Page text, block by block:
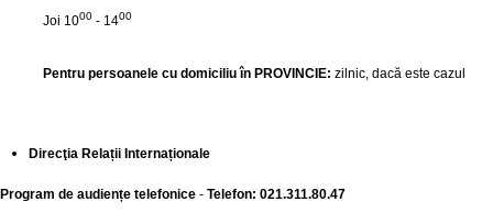
Joi 1000 - 1400
Pentru persoanele cu domiciliu în PROVINCIE: zilnic, dacă este cazul
Direcţia Relații Internaționale
Program de audiențe telefonice - Telefon: 021.311.80.47